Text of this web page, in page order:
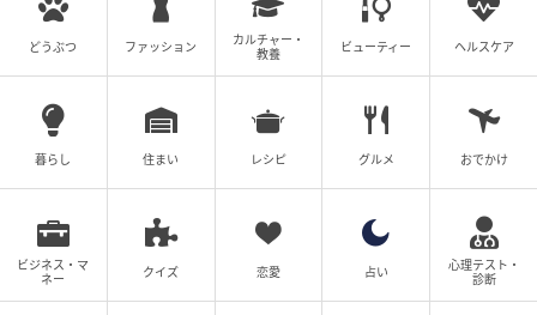
どうぶつ ファッション
カルチャー・
教養
ビューティー ヘルスケア
暮らし 住まい レシピ グルメ おでかけ
ビジネス・マ
ネー
クイズ 恋愛 占い
心理テスト・
診断